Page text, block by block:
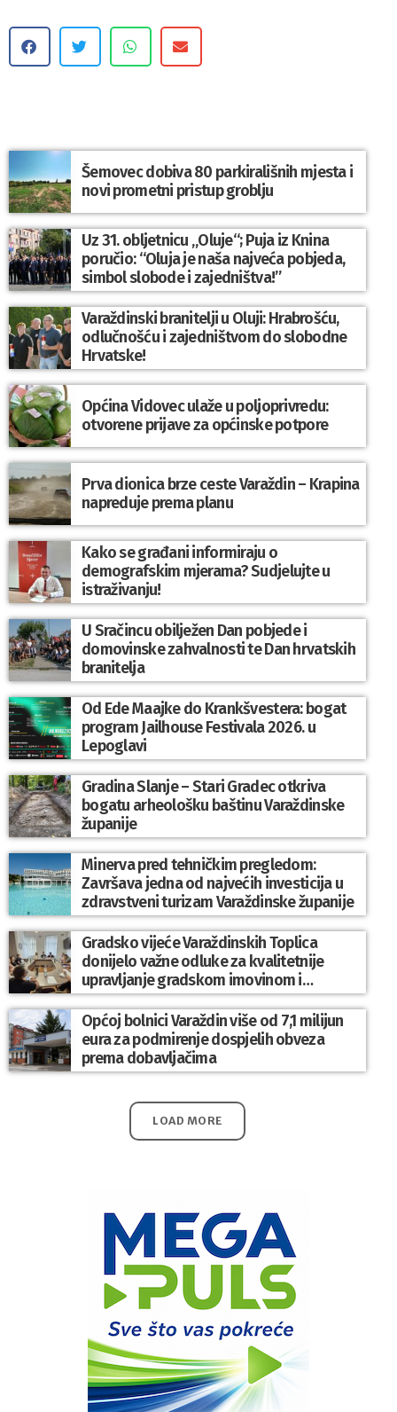
Šemovec dobiva 80 parkirališnih mjesta i
novi prometni pristup groblju
Uz 31. obljetnicu „Oluje“; Puja iz Knina
poručio: “Oluja je naša najveća pobjeda,
simbol slobode i zajedništva!”
Varaždinski branitelji u Oluji: Hrabrošću,
odlučnošću i zajedništvom do slobodne
Hrvatske!
Općina Vidovec ulaže u poljoprivredu:
otvorene prijave za općinske potpore
Prva dionica brze ceste Varaždin – Krapina
napreduje prema planu
Kako se građani informiraju o
demografskim mjerama? Sudjelujte u
istraživanju!
U Sračincu obilježen Dan pobjede i
domovinske zahvalnosti te Dan hrvatskih
branitelja
Od Ede Maajke do Krankšvestera: bogat
program Jailhouse Festivala 2026. u
Lepoglavi
Gradina Slanje – Stari Gradec otkriva
bogatu arheološku baštinu Varaždinske
županije
Minerva pred tehničkim pregledom:
Završava jedna od najvećih investicija u
zdravstveni turizam Varaždinske županije
Gradsko vijeće Varaždinskih Toplica
donijelo važne odluke za kvalitetnije
upravljanje gradskom imovinom i
komunalnim sustavom
Općoj bolnici Varaždin više od 7,1 milijun
eura za podmirenje dospjelih obveza
prema dobavljačima
LOAD MORE